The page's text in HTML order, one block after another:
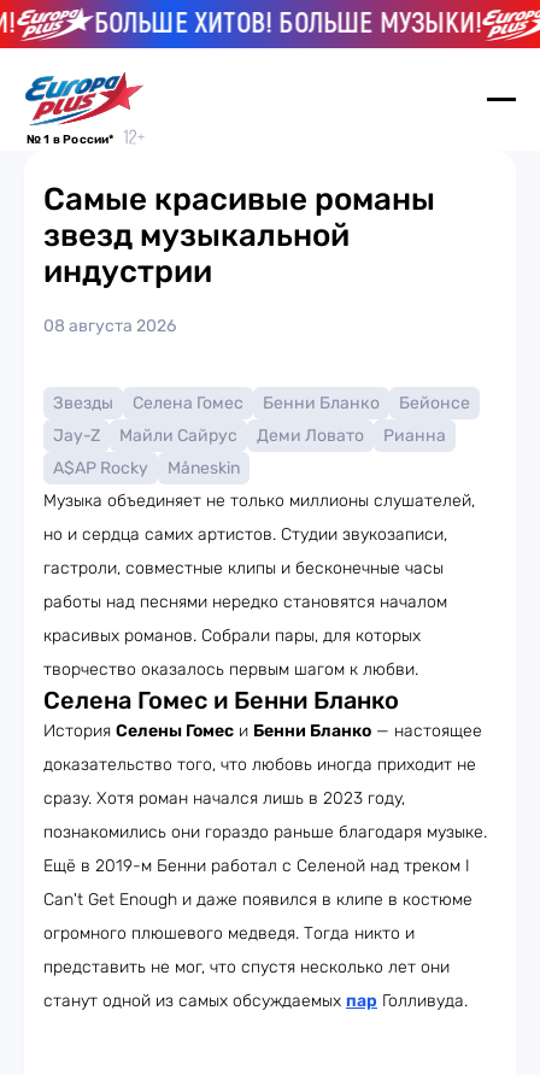
БОЛЬШЕ ХИТОВ! БОЛЬШЕ МУЗЫКИ!
№ 1 в России*
Самые красивые романы
звезд музыкальной
индустрии
08 августа 2026
Звезды Селена Гомес Бенни Бланко
Бейонсе
Jay-Z
Майли Сайрус Деми Ловато
Рианна
A$AP Rocky
Måneskin
Музыка объединяет не только миллионы слушателей,
но и сердца самих артистов. Студии звукозаписи,
гастроли, совместные клипы и бесконечные часы
работы над песнями нередко становятся началом
красивых романов. Собрали пары, для которых
творчество оказалось первым шагом к любви.
Селена Гомес и Бенни Бланко
История Селены Гомес и Бенни Бланко — настоящее
доказательство того, что любовь иногда приходит не
сразу. Хотя роман начался лишь в 2023 году,
познакомились они гораздо раньше благодаря музыке.
Ещё в 2019-м Бенни работал с Селеной над треком I
Can't Get Enough и даже появился в клипе в костюме
огромного плюшевого медведя. Тогда никто и
представить не мог, что спустя несколько лет они
станут одной из самых обсуждаемых пар Голливуда.